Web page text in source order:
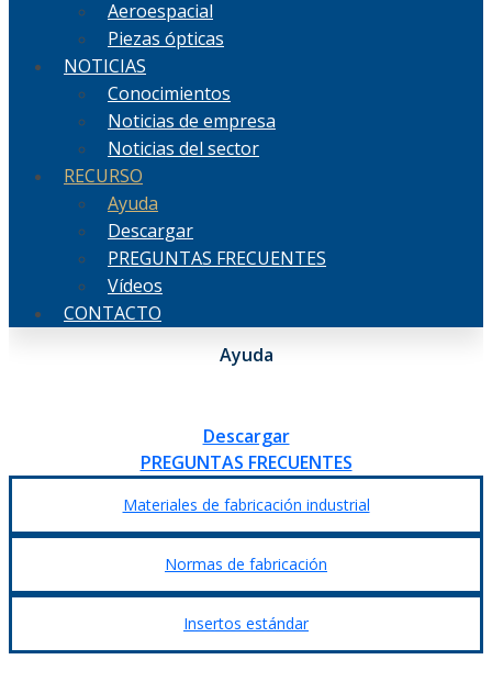
Aeroespacial
Piezas ópticas
NOTICIAS
Conocimientos
Noticias de empresa
Noticias del sector
RECURSO
Ayuda
Descargar
PREGUNTAS FRECUENTES
Vídeos
CONTACTO
Ayuda
Descargar
PREGUNTAS FRECUENTES
Materiales de fabricación industrial
Normas de fabricación
Insertos estándar